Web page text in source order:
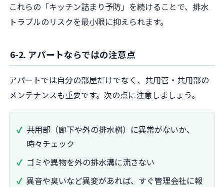
これらの「キッチン詰まり予防」を続けることで、排水
トラブルのリスクを最小限に抑えられます。
6-2. アパートならではの注意点
アパートでは自分の部屋だけでなく、共用管・共用部の
メンテナンスも重要です。次の点に注意しましょう。
共用部（廊下や外の排水桝）に異常がないか、
時々チェック
ゴミや異物を外の排水溝に流さない
異音や臭いなど異変があれば、すぐ管理会社に報